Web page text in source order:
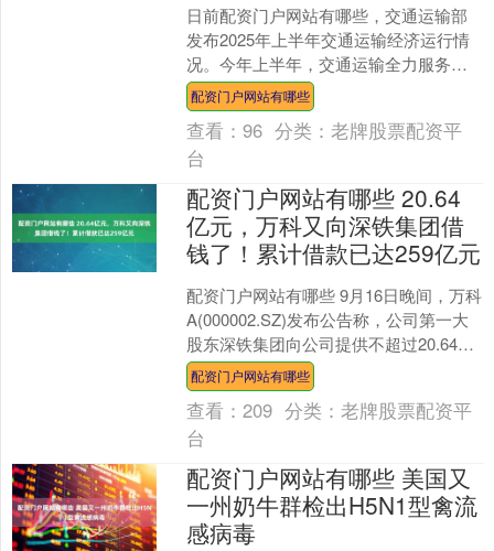
日前配资门户网站有哪些，交通运输部
发布2025年上半年交通运输经济运行情
况。今年上半年，交通运输全力服务做
好稳就业、稳企业、稳市场、稳预期各
项工作，行业经济运行....
配资门户网站有哪些
查看：96 分类：老牌股票配资平
台
配资门户网站有哪些 20.64
亿元，万科又向深铁集团借
钱了！累计借款已达259亿元
配资门户网站有哪些 9月16日晚间，万科
A(000002.SZ)发布公告称，公司第一大
股东深铁集团向公司提供不超过20.64亿
元借款，用于偿还公司在公开市场发
行....
配资门户网站有哪些
查看：209 分类：老牌股票配资平
台
配资门户网站有哪些 美国又
一州奶牛群检出H5N1型禽流
感病毒